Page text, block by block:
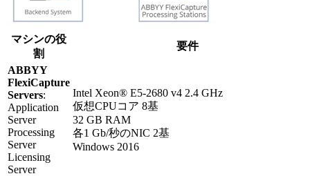
マシンの役
割
要件
ABBYY
FlexiCapture
Servers:
Application
Server
Processing
Server
Licensing
Server
Intel Xeon® E5-2680 v4 2.4 GHz
仮想CPUコア 8基
32 GB RAM
各1 Gb/秒のNIC 2基
Windows 2016